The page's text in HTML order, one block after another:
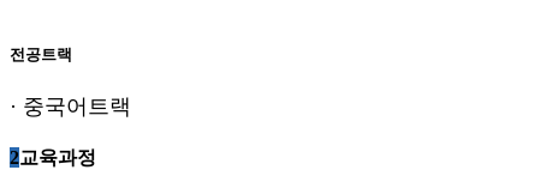
전공트랙
· 중국어트랙
2교육과정